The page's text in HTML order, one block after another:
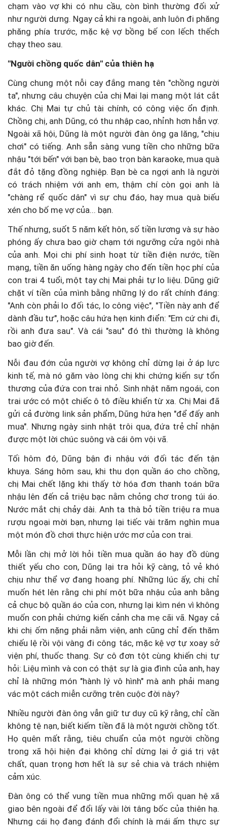
chạm vào vợ khi có nhu cầu, còn bình thường đối xử
như người dưng. Ngay cả khi ra ngoài, anh luôn đi phăng
phăng phía trước, mặc kệ vợ bồng bế con lếch thếch
chạy theo sau.
"Người chồng quốc dân" của thiên hạ
Cùng chung một nỗi cay đắng mang tên "chồng người
ta", nhưng câu chuyện của chị Mai lại mang một lát cắt
khác. Chị Mai tự chủ tài chính, có công việc ổn định.
Chồng chị, anh Dũng, có thu nhập cao, nhỉnh hơn hẳn vợ.
Ngoài xã hội, Dũng là một người đàn ông ga lăng, "chịu
chơi" có tiếng. Anh sẵn sàng vung tiền cho những bữa
nhậu "tới bến" với bạn bè, bao trọn bàn karaoke, mua quà
đắt đỏ tặng đồng nghiệp. Bạn bè ca ngợi anh là người
có trách nhiệm với anh em, thậm chí còn gọi anh là
"chàng rể quốc dân" vì sự chu đáo, hay mua quà biếu
xén cho bố mẹ vợ của... bạn.
Thế nhưng, suốt 5 năm kết hôn, số tiền lương và sự hào
phóng ấy chưa bao giờ chạm tới ngưỡng cửa ngôi nhà
của anh. Mọi chi phí sinh hoạt từ tiền điện nước, tiền
mạng, tiền ăn uống hàng ngày cho đến tiền học phí của
con trai 4 tuổi, một tay chị Mai phải tự lo liệu. Dũng giữ
chặt ví tiền của mình bằng những lý do rất chính đáng:
"Anh còn phải lo đối tác, lo công việc", "Tiền này anh để
dành đầu tư", hoặc câu hứa hẹn kinh điển: "Em cứ chi đi,
rồi anh đưa sau". Và cái "sau" đó thì thường là không
bao giờ đến.
Nỗi đau đớn của người vợ không chỉ dừng lại ở áp lực
kinh tế, mà nó găm vào lòng chị khi chứng kiến sự tổn
thương của đứa con trai nhỏ. Sinh nhật năm ngoái, con
trai ước có một chiếc ô tô điều khiển từ xa. Chị Mai đã
gửi cả đường link sản phẩm, Dũng hứa hẹn "để đấy anh
mua". Nhưng ngày sinh nhật trôi qua, đứa trẻ chỉ nhận
được một lời chúc suông và cái ôm vội vã.
Tối hôm đó, Dũng bận đi nhậu với đối tác đến tận
khuya. Sáng hôm sau, khi thu dọn quần áo cho chồng,
chị Mai chết lặng khi thấy tờ hóa đơn thanh toán bữa
nhậu lên đến cả triệu bạc nằm chỏng chơ trong túi áo.
Nước mắt chị chảy dài. Anh ta thà bỏ tiền triệu ra mua
rượu ngoại mời bạn, nhưng lại tiếc vài trăm nghìn mua
một món đồ chơi thực hiện ước mơ của con trai.
Mỗi lần chị mở lời hỏi tiền mua quần áo hay đồ dùng
thiết yếu cho con, Dũng lại tra hỏi kỹ càng, tỏ vẻ khó
chịu như thể vợ đang hoang phí. Những lúc ấy, chị chỉ
muốn hét lên rằng chi phí một bữa nhậu của anh bằng
cả chục bộ quần áo của con, nhưng lại kìm nén vì không
muốn con phải chứng kiến cảnh cha mẹ cãi vã. Ngay cả
khi chị ốm nặng phải nằm viện, anh cũng chỉ đến thăm
chiếu lệ rồi vội vàng đi công tác, mặc kệ vợ tự xoay sở
viện phí, thuốc thang. Sự cô đơn tột cùng khiến chị tự
hỏi: Liệu mình và con có thật sự là gia đình của anh, hay
chỉ là những món "hành lý vô hình" mà anh phải mang
vác một cách miễn cưỡng trên cuộc đời này?
Nhiều người đàn ông vẫn giữ tư duy cũ kỹ rằng, chỉ cần
không tệ nạn, biết kiếm tiền đã là một người chồng tốt.
Họ quên mất rằng, tiêu chuẩn của một người chồng
trong xã hội hiện đại không chỉ dừng lại ở giá trị vật
chất, quan trọng hơn hết là sự sẻ chia và trách nhiệm
cảm xúc.
Đàn ông có thể vung tiền mua những mối quan hệ xã
giao bên ngoài để đổi lấy vài lời tâng bốc của thiên hạ.
Nhưng cái họ đang đánh đổi chính là mái ấm thực sự